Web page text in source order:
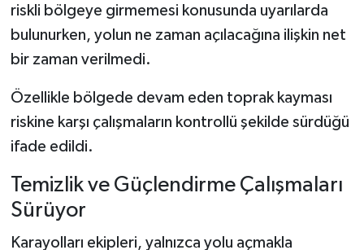
riskli bölgeye girmemesi konusunda uyarılarda
bulunurken, yolun ne zaman açılacağına ilişkin net
bir zaman verilmedi.
Özellikle bölgede devam eden toprak kayması
riskine karşı çalışmaların kontrollü şekilde sürdüğü
ifade edildi.
Temizlik ve Güçlendirme Çalışmaları
Sürüyor
Karayolları ekipleri, yalnızca yolu açmakla